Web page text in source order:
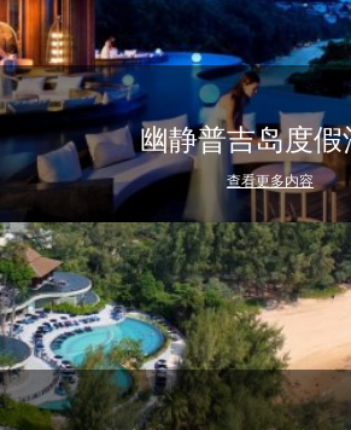
幽静普吉岛度假
查看更多内容